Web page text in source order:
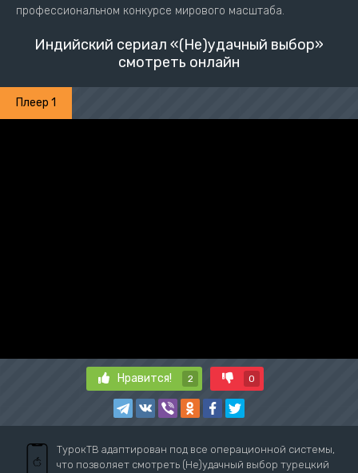
профессиональном конкурсе мирового масштаба.
Индийский сериал «(Не)удачный выбор»
смотреть онлайн
Плеер 1
Нравится! 2 0
ТурокТВ адаптирован под все операционной системы,
что позволяет смотреть (Не)удачный выбор турецкий